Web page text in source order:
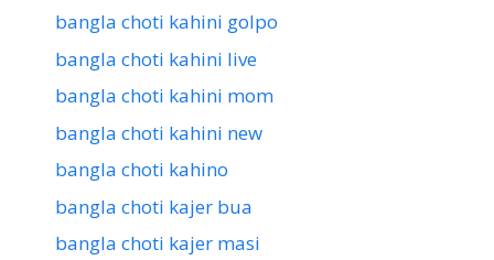
bangla choti kahini golpo
bangla choti kahini live
bangla choti kahini mom
bangla choti kahini new
bangla choti kahino
bangla choti kajer bua
bangla choti kajer masi